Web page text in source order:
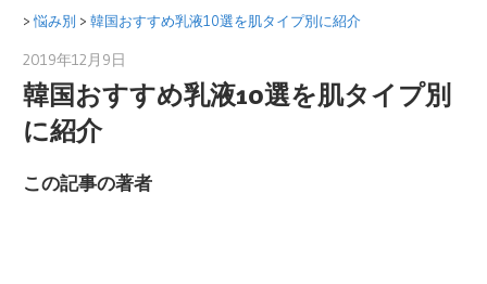
>悩み別 >韓国おすすめ乳液10選を肌タイプ別に紹介
2019年12月9日
韓国おすすめ乳液10選を肌タイプ別
に紹介
この記事の著者